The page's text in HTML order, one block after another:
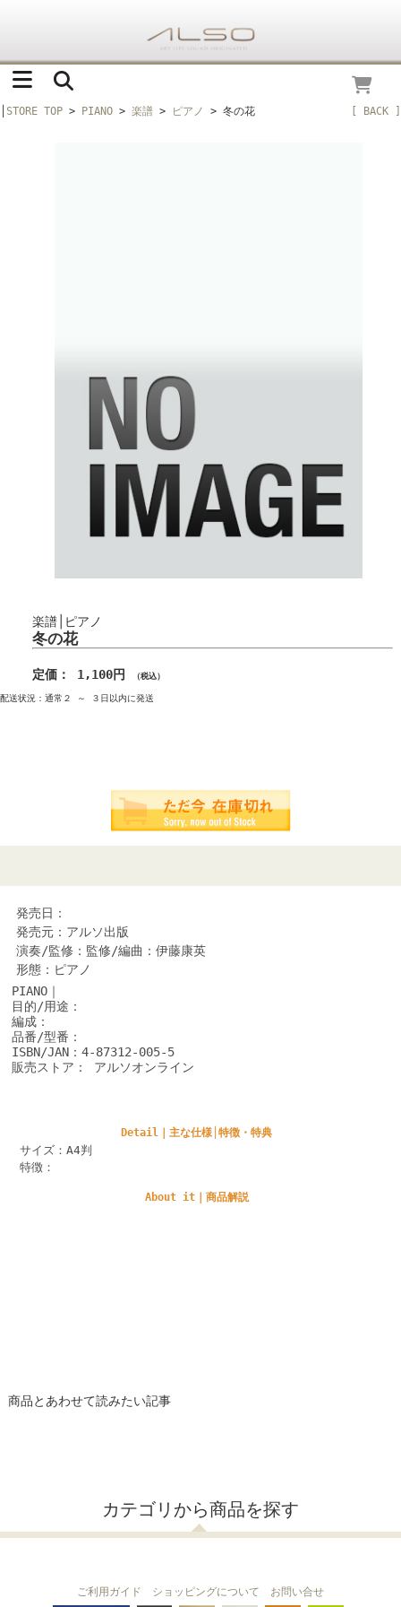
STORE TOP > PIANO > 楽譜 > ピアノ > 冬の花 [ BACK ]
楽譜│ピアノ
冬の花
定価： 1,100円 （税込）
配送状況：通常２ ～ ３日以内に発送
発売日：
発売元：アルソ出版
演奏/監修：監修/編曲：伊藤康英
形態：ピアノ
PIANO｜
目的/用途：
編成：
品番/型番：
ISBN/JAN：4-87312-005-5
販売ストア： アルソオンライン
Detail｜主な仕様│特徴・特典
サイズ：A4判
特徴：
About it｜商品解説
商品とあわせて読みたい記事
カテゴリから商品を探す
ご利用ガイド ショッピングについて お問い合せ